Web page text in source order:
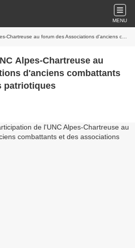
MENU
forum des Associations d'anciens combattants et des associations patriotiques
Alpes-Chartreuse au
d'anciens combattants
patriotiques